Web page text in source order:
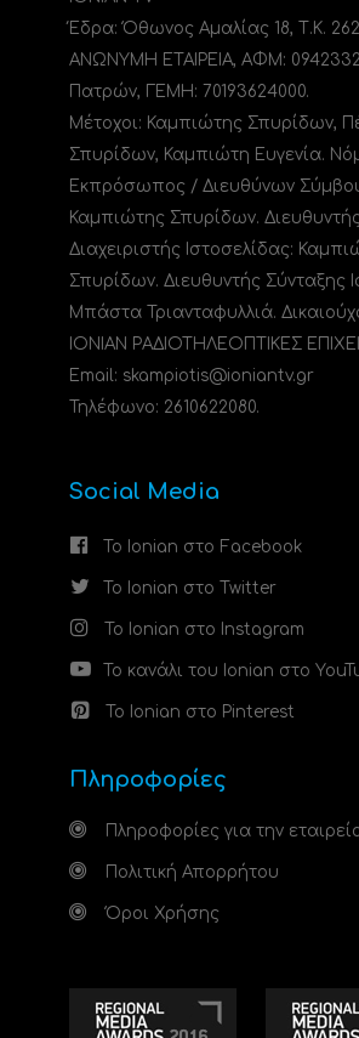
Έδρα: Όθωνος Αμαλίας 18, Τ.Κ.
ΑΝΩΝΥΜΗ ΕΤΑΙΡΕΙΑ, ΑΦΜ:
Πατρών, ΓΕΜΗ: 70193624000.
Μέτοχοι: Καμπιώτης Σπυρίδων,
Σπυρίδων, Καμπιώτη Ευγενία.
Εκπρόσωπος / Διευθύνων
Καμπιώτης Σπυρίδων.
Διαχειριστής Ιστοσελίδας:
Σπυρίδων. Διευθυντής Σύνταξης
Μπάστα Τριανταφυλλιά.
ΙΟΝΙΑΝ ΡΑΔΙΟΤΗΛΕΟΠΤΙΚΕΣ
Email: skampiotis@ioniantv.gr
Τηλέφωνο: 2610622080.
Social Media
Το Ionian στο Facebook
Το Ionian στο Twitter
Το Ionian στο Instagram
Το κανάλι του Ionian στο
Το Ionian στο Pinterest
Πληροφορίες
Πληροφορίες για την
Πολιτική Απορρήτου
Όροι Χρήσης